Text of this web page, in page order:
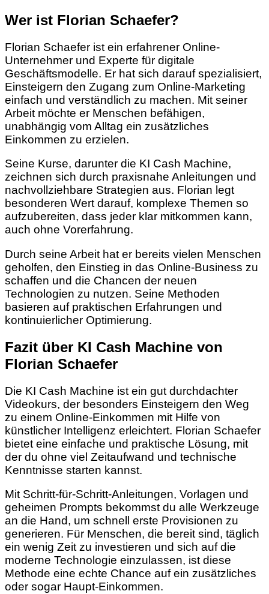
Wer ist Florian Schaefer?
Florian Schaefer ist ein erfahrener Online-
Unternehmer und Experte für digitale
Geschäftsmodelle. Er hat sich darauf spezialisiert,
Einsteigern den Zugang zum Online-Marketing
einfach und verständlich zu machen. Mit seiner
Arbeit möchte er Menschen befähigen,
unabhängig vom Alltag ein zusätzliches
Einkommen zu erzielen.
Seine Kurse, darunter die KI Cash Machine,
zeichnen sich durch praxisnahe Anleitungen und
nachvollziehbare Strategien aus. Florian legt
besonderen Wert darauf, komplexe Themen so
aufzubereiten, dass jeder klar mitkommen kann,
auch ohne Vorerfahrung.
Durch seine Arbeit hat er bereits vielen Menschen
geholfen, den Einstieg in das Online-Business zu
schaffen und die Chancen der neuen
Technologien zu nutzen. Seine Methoden
basieren auf praktischen Erfahrungen und
kontinuierlicher Optimierung.
Fazit über KI Cash Machine von
Florian Schaefer
Die KI Cash Machine ist ein gut durchdachter
Videokurs, der besonders Einsteigern den Weg
zu einem Online-Einkommen mit Hilfe von
künstlicher Intelligenz erleichtert. Florian Schaefer
bietet eine einfache und praktische Lösung, mit
der du ohne viel Zeitaufwand und technische
Kenntnisse starten kannst.
Mit Schritt-für-Schritt-Anleitungen, Vorlagen und
geheimen Prompts bekommst du alle Werkzeuge
an die Hand, um schnell erste Provisionen zu
generieren. Für Menschen, die bereit sind, täglich
ein wenig Zeit zu investieren und sich auf die
moderne Technologie einzulassen, ist diese
Methode eine echte Chance auf ein zusätzliches
oder sogar Haupt-Einkommen.